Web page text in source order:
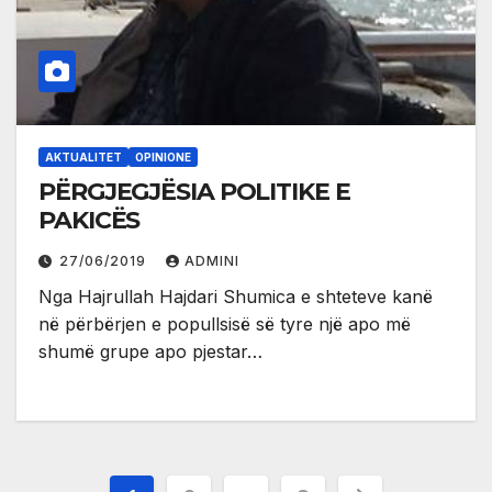
AKTUALITET OPINIONE
PËRGJEGJËSIA POLITIKE E
PAKICËS
27/06/2019 ADMINI
Nga Hajrullah Hajdari Shumica e shteteve kanë
në përbërjen e popullsisë së tyre një apo më
shumë grupe apo pjestar…